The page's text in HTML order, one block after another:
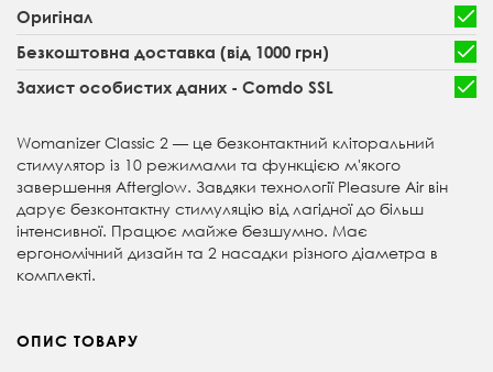
Оригінал
Безкоштовна доставка (від 1000 грн)
Захист особистих даних - Comdo SSL
Womanizer Classic 2 — це безконтактний кліторальний
стимулятор із 10 режимами та функцією м'якого
завершення Afterglow. Завдяки технології Pleasure Air він
дарує безконтактну стимуляцію від лагідної до більш
інтенсивної. Працює майже безшумно. Має
ергономічний дизайн та 2 насадки різного діаметра в
комплекті.
ОПИС ТОВАРУ